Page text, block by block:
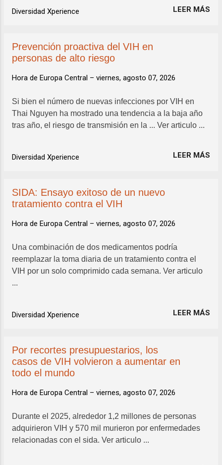
Diversidad Xperience LEER MÁS
Prevención proactiva del VIH en
personas de alto riesgo
Hora de Europa Central – viernes, agosto 07, 2026
Si bien el número de nuevas infecciones por VIH en
Thai Nguyen ha mostrado una tendencia a la baja año
tras año, el riesgo de transmisión en la ... Ver articulo ...
Diversidad Xperience LEER MÁS
SIDA: Ensayo exitoso de un nuevo
tratamiento contra el VIH
Hora de Europa Central – viernes, agosto 07, 2026
Una combinación de dos medicamentos podría
reemplazar la toma diaria de un tratamiento contra el
VIH por un solo comprimido cada semana. Ver articulo
...
Diversidad Xperience LEER MÁS
Por recortes presupuestarios, los
casos de VIH volvieron a aumentar en
todo el mundo
Hora de Europa Central – viernes, agosto 07, 2026
Durante el 2025, alrededor 1,2 millones de personas
adquirieron VIH y 570 mil murieron por enfermedades
relacionadas con el sida. Ver articulo ...